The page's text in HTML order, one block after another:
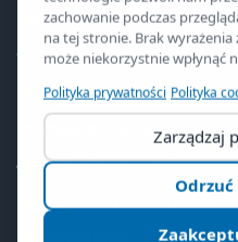
Ubezpieczenia
Gabinet dentystyczny
RODO
ePUAP eDoręczenia
Deklaracja dostępności